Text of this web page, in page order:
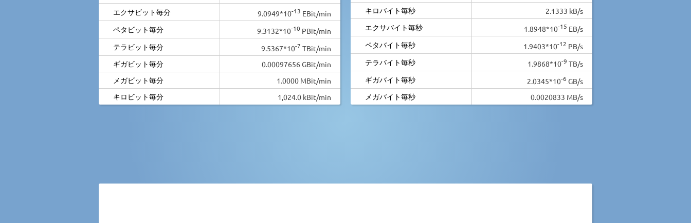
エクサビット毎分
9.0949*10-13 EBit/min
ペタビット毎分
9.3132*10-10 PBit/min
テラビット毎分
9.5367*10-7 TBit/min
ギガビット毎分
0.00097656 GBit/min
メガビット毎分
1.0000 MBit/min
キロビット毎分
1,024.0 kBit/min
キロバイト毎秒
2.1333 kB/s
エクサバイト毎秒
1.8948*10-15 EB/s
ペタバイト毎秒
1.9403*10-12 PB/s
テラバイト毎秒
1.9868*10-9 TB/s
ギガバイト毎秒
2.0345*10-6 GB/s
メガバイト毎秒
0.0020833 MB/s